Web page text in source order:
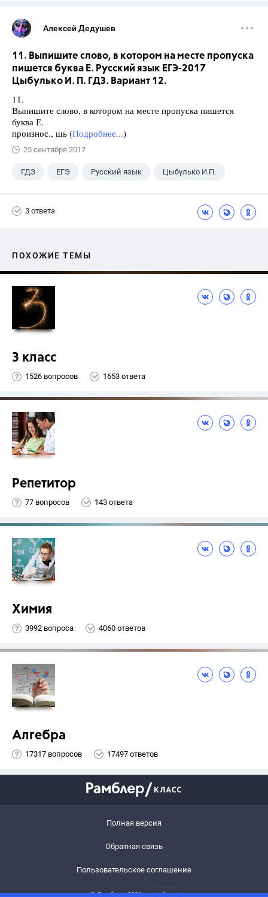
Алексей Дедушев
11. Выпишите слово, в котором на месте пропуска
пишется буква Е. Русский язык ЕГЭ-2017
Цыбулько И. П. ГДЗ. Вариант 12.
11.
Выпишите слово, в котором на месте пропуска пишется
буква Е.
произнос., шь (Подробнее...)
25 сентября 2017
ГДЗ ЕГЭ Русский язык Цыбулько И.П.
3 ответа
ПОХОЖИЕ ТЕМЫ
3 класс
1526 вопросов 1653 ответа
Репетитор
77 вопросов 143 ответа
Химия
3992 вопроса 4060 ответов
Алгебра
17317 вопросов 17497 ответов
Полная версия
Обратная связь
Пользовательское соглашение
© Рамблер,2026 6+